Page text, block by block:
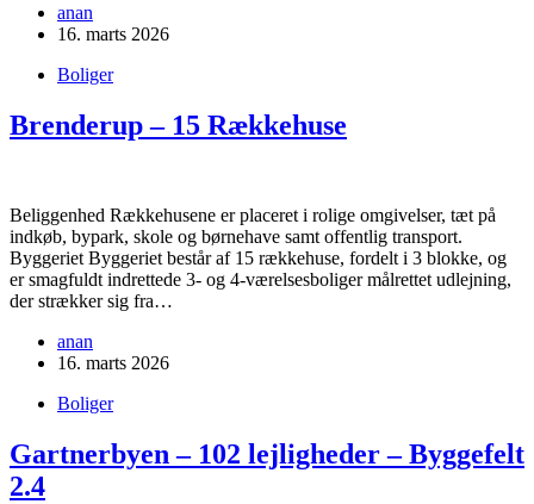
anan
16. marts 2026
Boliger
Brenderup – 15 Rækkehuse
Beliggenhed Rækkehusene er placeret i rolige omgivelser, tæt på
indkøb, bypark, skole og børnehave samt offentlig transport.
Byggeriet Byggeriet består af 15 rækkehuse, fordelt i 3 blokke, og
er smagfuldt indrettede 3- og 4-værelsesboliger målrettet udlejning,
der strækker sig fra…
anan
16. marts 2026
Boliger
Gartnerbyen – 102 lejligheder – Byggefelt
2.4